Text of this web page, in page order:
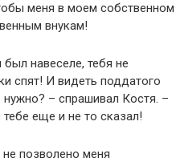
меня в моем собственном
внукам!
навеселе, тебя не
спят! И видеть поддатого
– спрашивал Костя. –
еще и не то сказал!
позволено меня